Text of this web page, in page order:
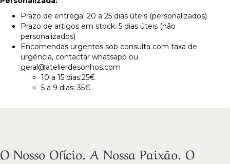
Prazo de entrega: 20 a 25 dias úteis (personalizados)
Prazo de artigos em stock: 5 dias úteis (não
personalizados)
Encomendas urgentes sob consulta com taxa de
urgência, contactar whatsapp ou
geral@atelierdesonhos.com
10 a 15 dias:25€
5 a 9 dias: 35€
O Nosso Ofício. A Nossa Paixão. O